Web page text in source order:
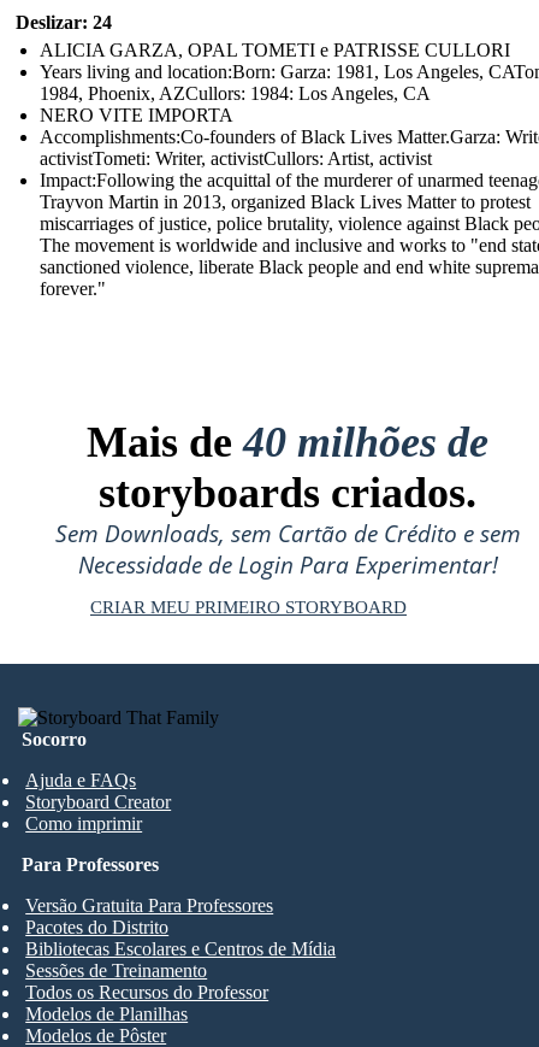
Deslizar: 24
ALICIA GARZA, OPAL TOMETI e PATRISSE CULLORI
Years living and location:Born: Garza: 1981, Los Angeles,
1984, Phoenix, AZCullors: 1984: Los Angeles, CA
NERO VITE IMPORTA
Accomplishments: Co-founders of Black Lives Matter.Garza:
activistTometi: Writer, activistCullors: Artist, activist
Impact: Following the acquittal of the murderer of unarmed
Trayvon Martin in 2013, organized Black Lives Matter to protest
miscarriages of justice, police brutality, violence against Black
The movement is worldwide and inclusive and works to "end
sanctioned violence, liberate Black people and end white
forever."
Mais de40 milhões de
storyboards criados.
Sem Downloads, sem Cartão de Crédito e sem
Necessidade de Login Para Experimentar!
CRIAR MEU PRIMEIRO STORYBOARD
Socorro
Ajuda e FAQs
Storyboard Creator
Como imprimir
Para Professores
Versão Gratuita Para Professores
Pacotes do Distrito
Bibliotecas Escolares e Centros de Mídia
Sessões de Treinamento
Todos os Recursos do Professor
Modelos de Planilhas
Modelos de Pôster